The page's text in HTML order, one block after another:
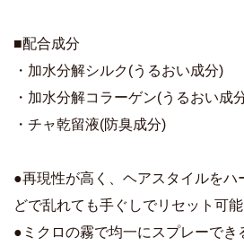
■配合成分
・加水分解シルク(うるおい成分)
・加水分解コラーゲン(うるおい成
・チャ乾留液(防臭成分)
●再現性が高く、ヘアスタイルをハ
どで乱れても手ぐしでリセット可
●ミクロの霧で均一にスプレーでき